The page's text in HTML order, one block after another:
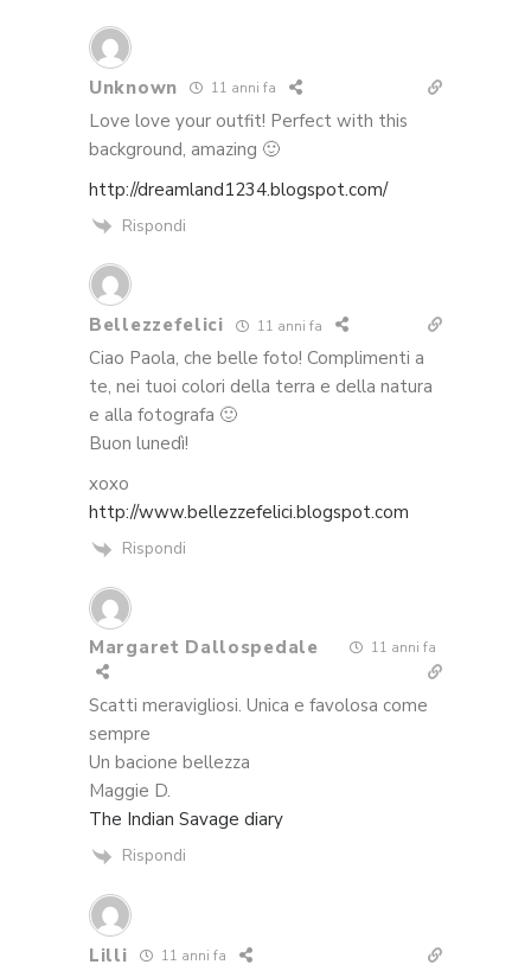
Unknown 11 anni fa
Love love your outfit! Perfect with this
background, amazing 🙂
http://dreamland1234.blogspot.com/
Rispondi
Bellezzefelici 11 anni fa
Ciao Paola, che belle foto! Complimenti a
te, nei tuoi colori della terra e della natura
e alla fotografa 🙂
Buon lunedì!
xoxo
http://www.bellezzefelici.blogspot.com
Rispondi
Margaret Dallospedale 11 anni fa
Scatti meravigliosi. Unica e favolosa come
sempre
Un bacione bellezza
Maggie D.
The Indian Savage diary
Rispondi
Lilli 11 anni fa